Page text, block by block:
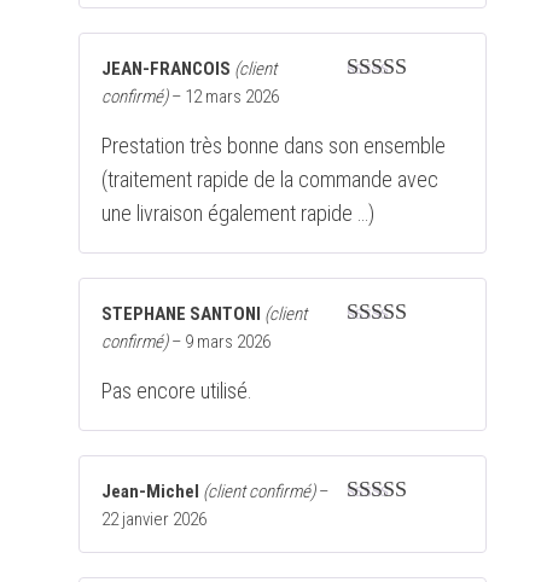
JEAN-FRANCOIS (client
confirmé) – 12 mars 2026
Prestation très bonne dans son ensemble
(traitement rapide de la commande avec
une livraison également rapide …)
STEPHANE SANTONI (client
confirmé) – 9 mars 2026
Pas encore utilisé.
Jean-Michel (client confirmé) –
22 janvier 2026